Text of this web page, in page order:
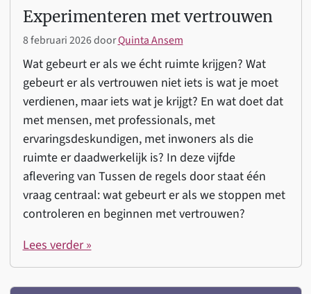
Experimenteren met vertrouwen
8 februari 2026doorQuinta Ansem
Wat gebeurt er als we écht ruimte krijgen? Wat
gebeurt er als vertrouwen niet iets is wat je moet
verdienen, maar iets wat je krijgt? En wat doet dat
met mensen, met professionals, met
ervaringsdeskundigen, met inwoners als die
ruimte er daadwerkelijk is? In deze vijfde
aflevering van Tussen de regels door staat één
vraag centraal: wat gebeurt er als we stoppen met
controleren en beginnen met vertrouwen?
Lees verder »